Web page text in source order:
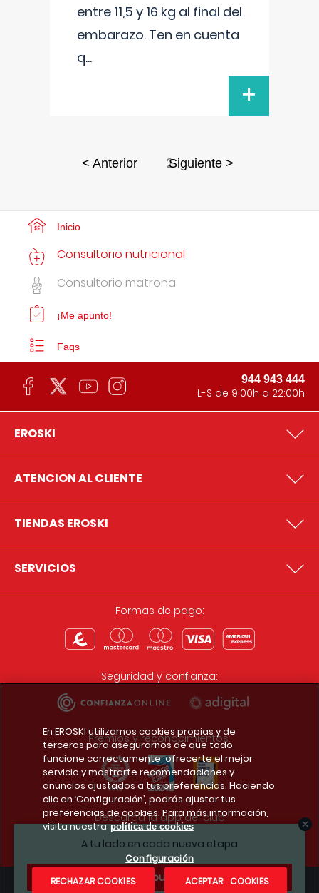
entre 11,5 y 16 kg al final del
embarazo. Ten en cuenta
q...
+
< Anterior 2Siguiente >
A tu lado en cada nueva etapa
¿Te apuntas?
Inicio
Consultorio nutricional
Consultorio matrona
¡Me apunto!
Faqs
944 943 444
L-S de 9:00h a 22:00h
EROSKI
ATENCION AL CLIENTE
TIENDAS EROSKI
SERVICIOS
Formas de pago:
Seguridad y confianza:
Premios y reconocimientos:
Descarga la app del club
En EROSKI utilizamos cookies propias y de
terceros para asegurarnos de que todo
funcione correctamente, ofrecerte el mejor
servicio y mostrarte recomendaciones y
anuncios ajustados a tus preferencias. Haciendo
clic en ‘Configuración’, podrás ajustar tus
preferencias de cookies. Para más información,
visita nuestra política de cookies
Configuración
RECHAZAR COOKIES
ACEPTAR COOKIES